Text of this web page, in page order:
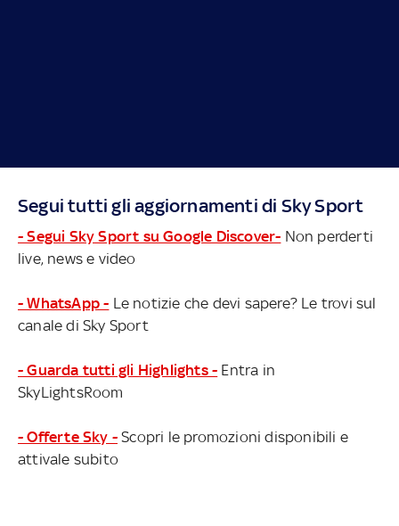
Segui tutti gli aggiornamenti di Sky Sport
- Segui Sky Sport su Google Discover- Non perderti
live, news e video
- WhatsApp - Le notizie che devi sapere? Le trovi sul
canale di Sky Sport
- Guarda tutti gli Highlights - Entra in
SkyLightsRoom
- Offerte Sky - Scopri le promozioni disponibili e
attivale subito